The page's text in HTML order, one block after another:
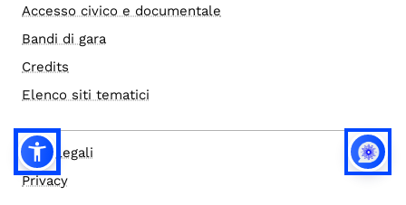
Accesso civico e documentale
Bandi di gara
Credits
Elenco siti tematici
Note legali
Privacy